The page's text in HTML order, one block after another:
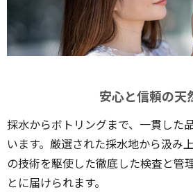
安心と信頼の天
採水からボトリングまで、一貫した
います。厳選された採水地から汲み
の技術を駆使した徹底した検査と管
とに届けられます。